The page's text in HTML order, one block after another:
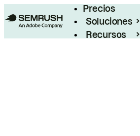
Precios
Soluciones
Recursos